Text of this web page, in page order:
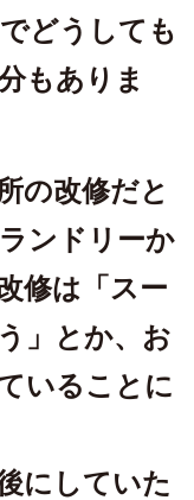
どうしても
もありま
の改修だと
ンドリーか
修は「スー
」とか、お
いることに
にしていた